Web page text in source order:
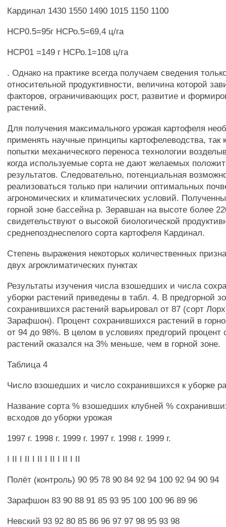
Кардинал 1430 1550 1490 1015 1150 1100
НСР0.5=95г НСРо.5=69,4 ц/га
НСР01 =149 г НСРо.1=108 ц/га
. Однако на практике всегда получаем сведения
относительной продуктивности, величина которой
факторов, ограничивающих рост, развитие и
растений.
Для получения максимального урожая картофеля
применять научные принципы картофелеводства, так
попытки механического переноса технологии
когда используемые сорта не дают желаемых
результатов. Следовательно, потенциальная
реализоваться только при наличии оптимальных
агрономических и климатических условий.
горной зоне бассейна р. Зеравшан на высоте более
свидетельствуют о высокой биологической
среднепозднеспелого сорта картофеля Кардинал.
Степень выражения некоторых количественных
двух агроклиматических пунктах
Результаты изучения числа взошедших и числа
уборки растений приведены в табл. 4. В предгорной
сохранившихся растений варьировал от 87 (сорт
Зарафшон). Процент сохранившихся растений в
от 94 до 98%. В целом в условиях предгорий процент
растений оказался на 3% меньше, чем в горной зоне.
Таблица 4
Число взошедших и число сохранившихся к уборке
Название сорта % взошедших клубней %
всходов до уборки урожая
1997 г. 1998 г. 1999 г. 1997 г. 1998 г. 1999 г.
I II I II I II I II I II I II
Полёт (контроль) 90 95 78 90 84 92 94 100 92 94 90 94
Зарафшон 83 90 88 91 85 93 95 100 100 96 89 96
Невский 93 92 80 85 86 96 97 97 98 95 93 98